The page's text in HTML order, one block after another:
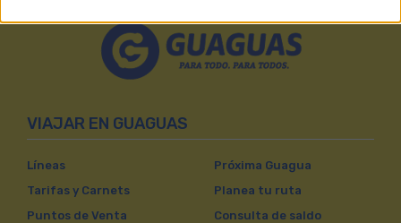
VIAJAR EN GUAGUAS
Líneas
Tarifas y Carnets
Puntos de Venta
Próxima Guagua
Planea tu ruta
Consulta de saldo